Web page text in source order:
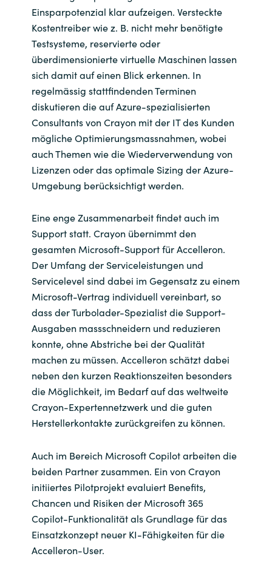
Einsparpotenzial klar aufzeigen. Versteckte
Kostentreiber wie z. B. nicht mehr benötigte
Testsysteme, reservierte oder
überdimensionierte virtuelle Maschinen lassen
sich damit auf einen Blick erkennen. In
regelmässig stattfindenden Terminen
diskutieren die auf Azure-spezialisierten
Consultants von Crayon mit der IT des Kunden
mögliche Optimierungsmassnahmen, wobei
auch Themen wie die Wiederverwendung von
Lizenzen oder das optimale Sizing der Azure-
Umgebung berücksichtigt werden.
Eine enge Zusammenarbeit findet auch im
Support statt. Crayon übernimmt den
gesamten Microsoft-Support für Accelleron.
Der Umfang der Serviceleistungen und
Servicelevel sind dabei im Gegensatz zu einem
Microsoft-Vertrag individuell vereinbart, so
dass der Turbolader-Spezialist die Support-
Ausgaben massschneidern und reduzieren
konnte, ohne Abstriche bei der Qualität
machen zu müssen. Accelleron schätzt dabei
neben den kurzen Reaktionszeiten besonders
die Möglichkeit, im Bedarf auf das weltweite
Crayon-Expertennetzwerk und die guten
Herstellerkontakte zurückgreifen zu können.
Auch im Bereich Microsoft Copilot arbeiten die
beiden Partner zusammen. Ein von Crayon
initiiertes Pilotprojekt evaluiert Benefits,
Chancen und Risiken der Microsoft 365
Copilot-Funktionalität als Grundlage für das
Einsatzkonzept neuer KI-Fähigkeiten für die
Accelleron-User.